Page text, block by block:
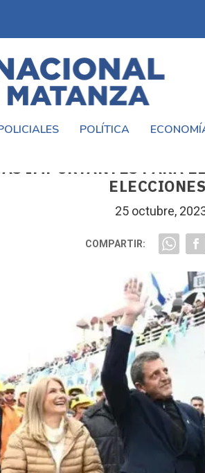
POLÍTICA
IMPORTANTES PARA
25 octubre,
COMPARTIR: